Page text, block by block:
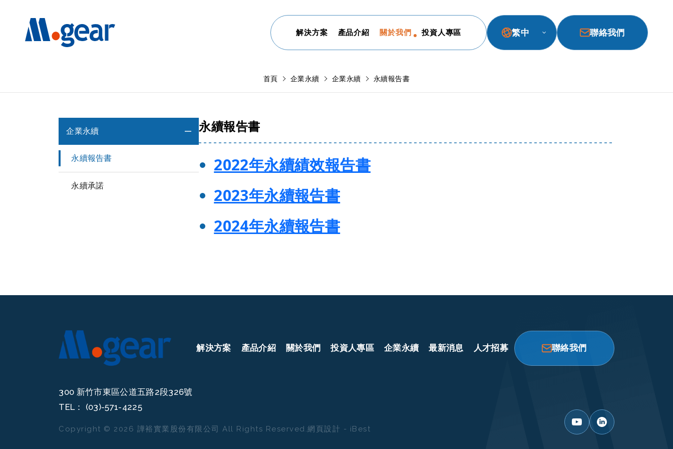
解決方案 產品介紹 關於我們 投資人專區 繁中 聯絡我們
首頁 企業永續 企業永續 永續報告書
企業永續
永續報告書
永續承諾
永續報告書
2022年永續績效報告書
2023年永續報告書
2024年永續報告書
解決方案 產品介紹 關於我們 投資人專區 企業永續 最新消息 人才招募 聯絡我們
300 新竹市東區公道五路2段326號
TEL：
(03)-571-4225
Copyright © 2026 譁裕實業股份有限公司 All Rights Reserved.網頁設計 - iBest